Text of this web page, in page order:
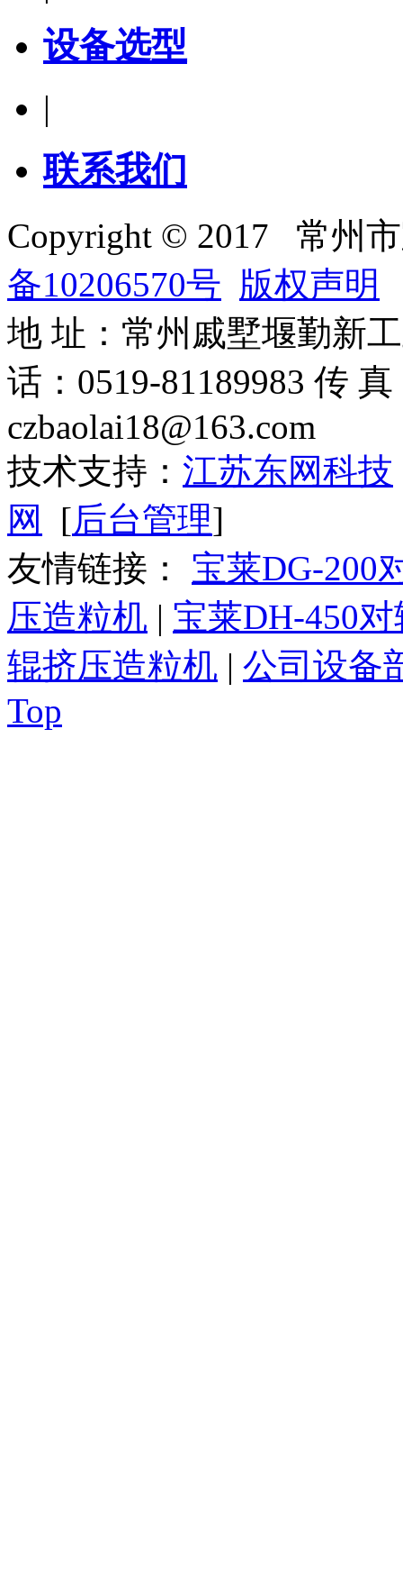
设备选型
|
联系我们
Copyright © 2017 常州
备10206570号 版权声明
地 址：常州戚墅堰勤新
话：0519-81189983 传
czbaolai18@163.com
技术支持： 江苏东网科技
网
[后台管理]
友情链接： 宝莱DG-200
压造粒机 | 宝莱DH-450
辊挤压造粒机 | 公司设备
Top